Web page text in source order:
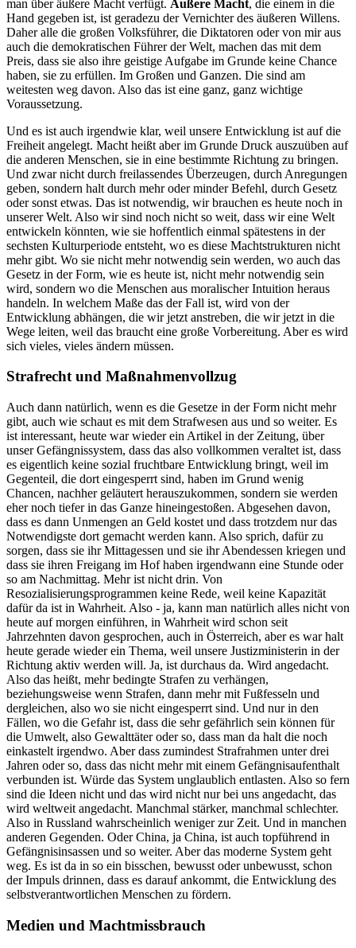
man über äußere Macht verfügt. Äußere Macht, die einem in die
Hand gegeben ist, ist geradezu der Vernichter des äußeren Willens.
Daher alle die großen Volksführer, die Diktatoren oder von mir aus
auch die demokratischen Führer der Welt, machen das mit dem
Preis, dass sie also ihre geistige Aufgabe im Grunde keine Chance
haben, sie zu erfüllen. Im Großen und Ganzen. Die sind am
weitesten weg davon. Also das ist eine ganz, ganz wichtige
Voraussetzung.
Und es ist auch irgendwie klar, weil unsere Entwicklung ist auf die
Freiheit angelegt. Macht heißt aber im Grunde Druck auszuüben auf
die anderen Menschen, sie in eine bestimmte Richtung zu bringen.
Und zwar nicht durch freilassendes Überzeugen, durch Anregungen
geben, sondern halt durch mehr oder minder Befehl, durch Gesetz
oder sonst etwas. Das ist notwendig, wir brauchen es heute noch in
unserer Welt. Also wir sind noch nicht so weit, dass wir eine Welt
entwickeln könnten, wie sie hoffentlich einmal spätestens in der
sechsten Kulturperiode entsteht, wo es diese Machtstrukturen nicht
mehr gibt. Wo sie nicht mehr notwendig sein werden, wo auch das
Gesetz in der Form, wie es heute ist, nicht mehr notwendig sein
wird, sondern wo die Menschen aus moralischer Intuition heraus
handeln. In welchem Maße das der Fall ist, wird von der
Entwicklung abhängen, die wir jetzt anstreben, die wir jetzt in die
Wege leiten, weil das braucht eine große Vorbereitung. Aber es wird
sich vieles, vieles ändern müssen.
Strafrecht und Maßnahmenvollzug
Auch dann natürlich, wenn es die Gesetze in der Form nicht mehr
gibt, auch wie schaut es mit dem Strafwesen aus und so weiter. Es
ist interessant, heute war wieder ein Artikel in der Zeitung, über
unser Gefängnissystem, dass das also vollkommen veraltet ist, dass
es eigentlich keine sozial fruchtbare Entwicklung bringt, weil im
Gegenteil, die dort eingesperrt sind, haben im Grund wenig
Chancen, nachher geläutert herauszukommen, sondern sie werden
eher noch tiefer in das Ganze hineingestoßen. Abgesehen davon,
dass es dann Unmengen an Geld kostet und dass trotzdem nur das
Notwendigste dort gemacht werden kann. Also sprich, dafür zu
sorgen, dass sie ihr Mittagessen und sie ihr Abendessen kriegen und
dass sie ihren Freigang im Hof haben irgendwann eine Stunde oder
so am Nachmittag. Mehr ist nicht drin. Von
Resozialisierungsprogrammen keine Rede, weil keine Kapazität
dafür da ist in Wahrheit. Also - ja, kann man natürlich alles nicht von
heute auf morgen einführen, in Wahrheit wird schon seit
Jahrzehnten davon gesprochen, auch in Österreich, aber es war halt
heute gerade wieder ein Thema, weil unsere Justizministerin in der
Richtung aktiv werden will. Ja, ist durchaus da. Wird angedacht.
Also das heißt, mehr bedingte Strafen zu verhängen,
beziehungsweise wenn Strafen, dann mehr mit Fußfesseln und
dergleichen, also wo sie nicht eingesperrt sind. Und nur in den
Fällen, wo die Gefahr ist, dass die sehr gefährlich sein können für
die Umwelt, also Gewalttäter oder so, dass man da halt die noch
einkastelt irgendwo. Aber dass zumindest Strafrahmen unter drei
Jahren oder so, dass das nicht mehr mit einem Gefängnisaufenthalt
verbunden ist. Würde das System unglaublich entlasten. Also so fern
sind die Ideen nicht und das wird nicht nur bei uns angedacht, das
wird weltweit angedacht. Manchmal stärker, manchmal schlechter.
Also in Russland wahrscheinlich weniger zur Zeit. Und in manchen
anderen Gegenden. Oder China, ja China, ist auch topführend in
Gefängnisinsassen und so weiter. Aber das moderne System geht
weg. Es ist da in so ein bisschen, bewusst oder unbewusst, schon
der Impuls drinnen, dass es darauf ankommt, die Entwicklung des
selbstverantwortlichen Menschen zu fördern.
Medien und Machtmissbrauch